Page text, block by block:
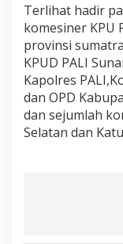
Terlihat hadir
komesiner KPU
provinsi
KPUD PALI
Kapolres
dan OPD
dan sejumlah
Selatan dan